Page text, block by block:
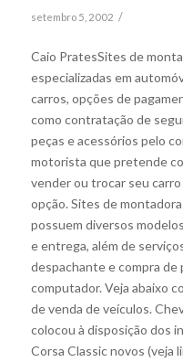
setembro 5, 2002 /
Caio PratesSites de
especializadas em
carros, opções de
como contratação de
peças e acessórios pelo
motorista que pretende
vender ou trocar seu
opção. Sites de
possuem diversos
e entrega, além de
despachante e compra de
computador. Veja abaixo
de venda de veículos.
colocou à disposição dos
Corsa Classic novos (veja